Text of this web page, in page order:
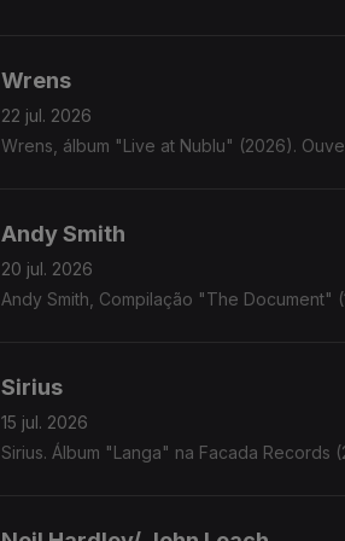
Wrens
22 jul. 2026
Wrens, álbum "Live at Nublu" (2026).
Andy Smith
20 jul. 2026
Andy Smith, Compilação "The Document"
Sirius
15 jul. 2026
Sirius. Álbum "Langa" na Facada Records